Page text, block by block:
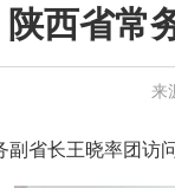
陕西省常
来
省长王晓率团访